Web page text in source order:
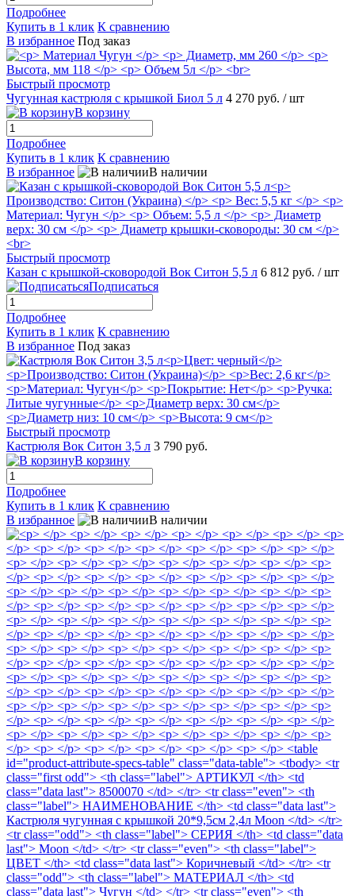
Подробнее
Купить в 1 клик К сравнению
В избранное Под заказ
Быстрый просмотр
Чугунная кастрюля с крышкой Биол 5 л 4 270 руб. / шт
В корзину
Подробнее
Купить в 1 клик К сравнению
В избранное
В наличии
Быстрый просмотр
Казан с крышкой-сковородой Вок Ситон 5,5 л 6 812 руб. / шт
Подписаться
Подробнее
Купить в 1 клик К сравнению
В избранное Под заказ
Быстрый просмотр
Кастрюля Вок Ситон 3,5 л 3 790 руб.
В корзину
Подробнее
Купить в 1 клик К сравнению
В избранное
В наличии